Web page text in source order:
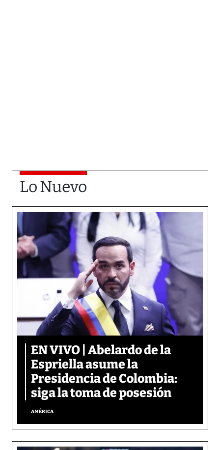
Lo Nuevo
EN VIVO | Abelardo de la
Espriella asume la
Presidencia de Colombia:
siga la toma de posesión
AMÉRICA